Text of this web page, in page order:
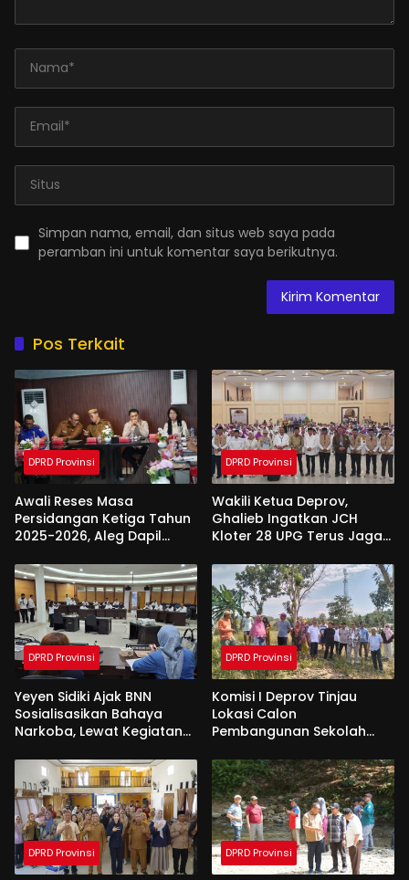
Simpan nama, email, dan situs web saya pada
peramban ini untuk komentar saya berikutnya.
Pos Terkait
DPRD Provinsi
Awali Reses Masa
Persidangan Ketiga Tahun
2025-2026, Aleg Dapil
Apresiasi Dari Pemda
DPRD Provinsi
Wakili Ketua Deprov,
Ghalieb Ingatkan JCH
Kloter 28 UPG Terus Jaga
Tanah Suci
DPRD Provinsi
Yeyen Sidiki Ajak BNN
Sosialisasikan Bahaya
Narkoba, Lewat Kegiatan
DPRD Provinsi
Komisi I Deprov Tinjau
Lokasi Calon
Pembangunan Sekolah
DPRD Provinsi DPRD Provinsi